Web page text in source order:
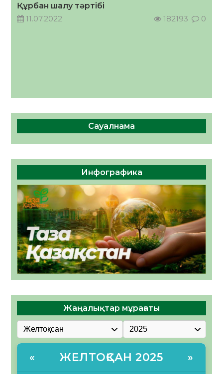
04.08.2026
Құрбан шалу тәртібі
11.07.2022
182193 0
Сауалнама
Инфографика
Жаңалықтар мұрағаты
« ЖЕЛТОҚСАН 2025 »